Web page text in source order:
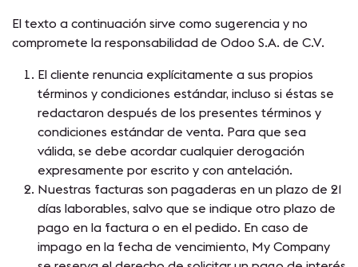
El texto a continuación sirve como sugerencia y no
compromete la responsabilidad de Odoo S.A. de C.V.
El cliente renuncia explícitamente a sus propios
términos y condiciones estándar, incluso si éstas se
redactaron después de los presentes términos y
condiciones estándar de venta. Para que sea
válida, se debe acordar cualquier derogación
expresamente por escrito y con antelación.
Nuestras facturas son pagaderas en un plazo de 21
días laborables, salvo que se indique otro plazo de
pago en la factura o en el pedido. En caso de
impago en la fecha de vencimiento, My Company